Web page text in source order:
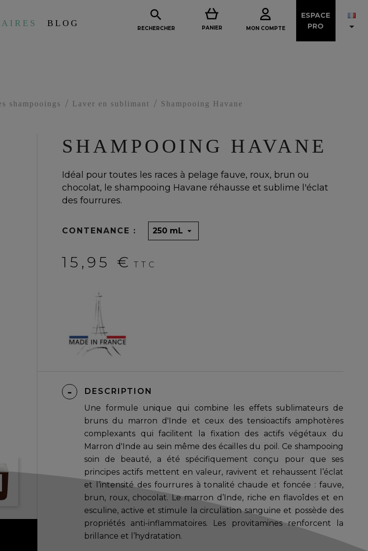
BLOG

RECHERCHER PANIER MON COMPTE
ESPACE
PRO

shampooings Laver en sublimant Shampooing Havane
SHAMPOOING HAVANE
Idéal pour toutes les races à pelage fauve, roux, brun ou
chocolat, le shampooing Havane réhausse et sublime l'éclat
des fourrures.
CONTENANCE :
15,95 € TTC
DESCRIPTION
Une formule unique qui combine les effets sublimateurs de
bruns du marron d'Inde et ceux des tensioactifs amphotères
complexants qui facilitent la fixation des actifs végétaux du
Marron d'Inde au sein même des écailles du poil. Ce shampooing
soin de beauté, a été spécifiquement conçu pour que ses
principes actifs mettent en valeur, ravivent et rehaussent l’éclat
et l’intensité des fourrures à tonalité chaude et foncée : fauve,
brun, roux, chocolat. Le marron d’Inde, riche en flavoîdes et en
esculine, active et stimule la circulation sanguine et possède des
propriétés anti-inflammatoires. Les provitamines renforcent la
brillance et l’hydratation.